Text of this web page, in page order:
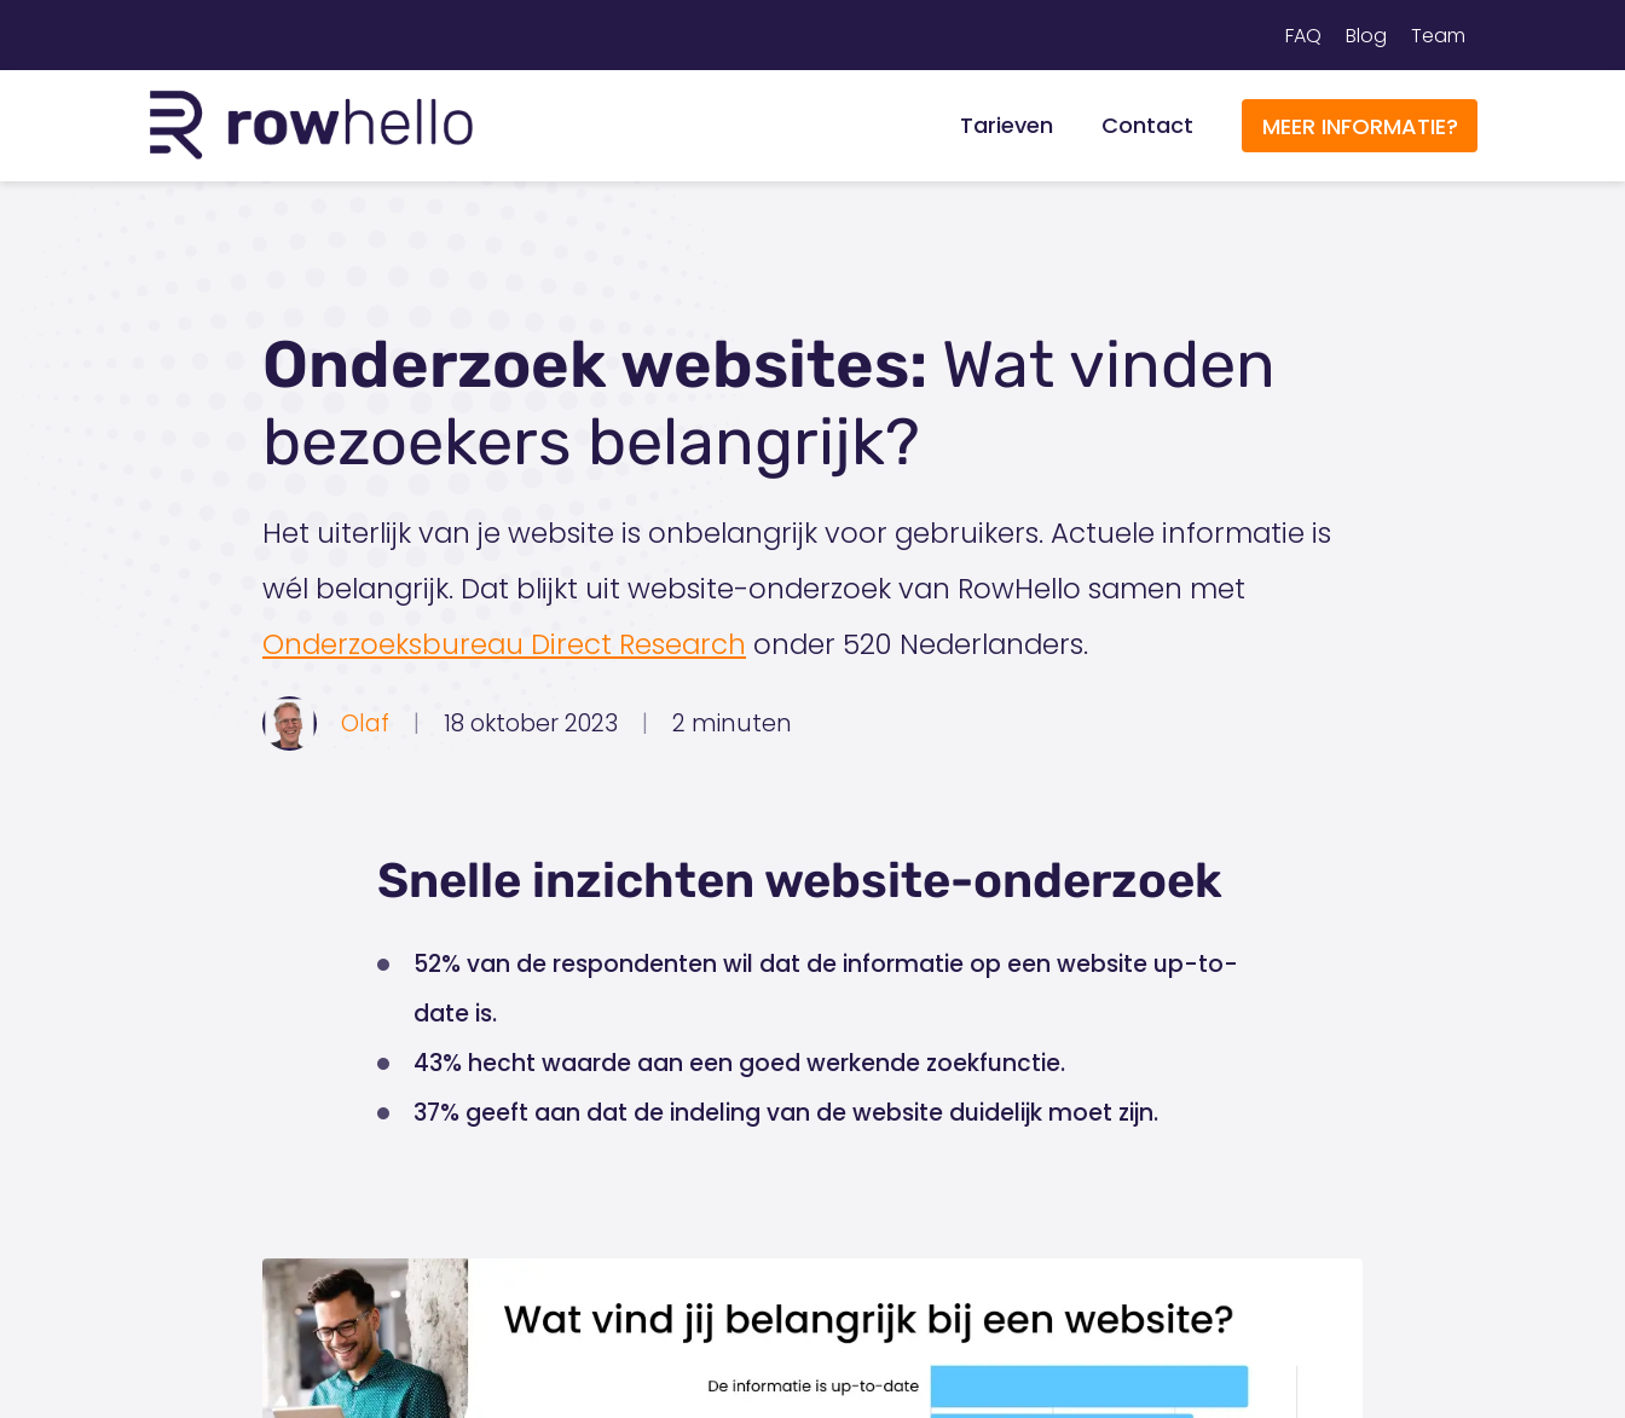
FAQ Blog Team
Tarieven Contact MEER INFORMATIE?
Onderzoek websites: Wat vinden
bezoekers belangrijk?
Het uiterlijk van je website is onbelangrijk voor gebruikers. Actuele informatie is
wél belangrijk. Dat blijkt uit website-onderzoek van RowHello samen met
Onderzoeksbureau Direct Research onder 520 Nederlanders.
Olaf | 18 oktober 2023 | 2 minuten
Snelle inzichten website-onderzoek
52% van de respondenten wil dat de informatie op een website up-to-
date is.
43% hecht waarde aan een goed werkende zoekfunctie.
37% geeft aan dat de indeling van de website duidelijk moet zijn.